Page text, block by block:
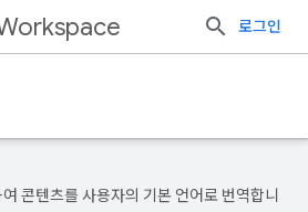
로그인
콘텐츠를 사용자의 기본 언어로 번역합니